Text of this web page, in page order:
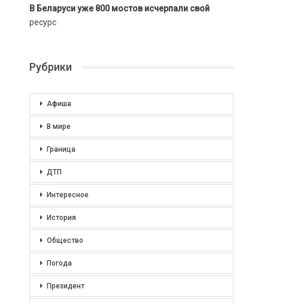
В Беларуси уже 800 мостов исчерпали свой
ресурс
Рубрики
Афиша
В мире
Граница
ДТП
Интересное
История
Общество
Погода
Президент